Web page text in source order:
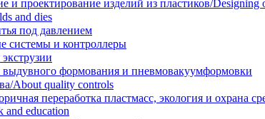
и проектирование изделий из пластиков/Designing
and dies
под давлением
системы и контроллеры
формования и пневмовакуумформовки
About quality controls
переработка пластмасс, экология и охрана
and education